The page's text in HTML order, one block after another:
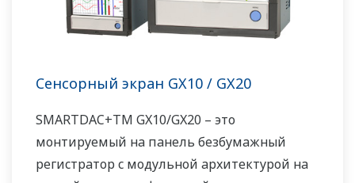
Сенсорный экран GX10 / GX20
SMARTDAC+TM GX10/GX20 – это
монтируемый на панель безбумажный
регистратор с модульной архитектурой на